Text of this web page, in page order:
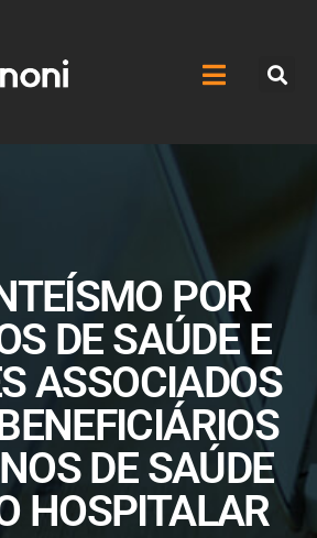
POR
DE SAÚDE E
ASSOCIADOS
DE SAÚDE
HOSPITALAR